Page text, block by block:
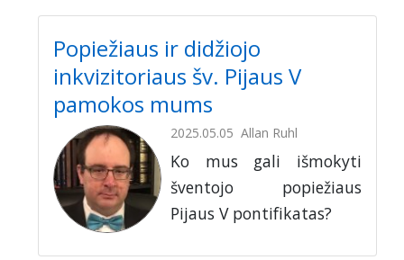
Popiežiaus ir didžiojo
inkvizitoriaus šv. Pijaus V
pamokos mums
2025.05.05 Allan Ruhl
Ko mus gali išmokyti
šventojo popiežiaus
Pijaus V pontifikatas?